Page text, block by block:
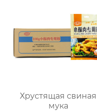
Хрустящая свиная
мука